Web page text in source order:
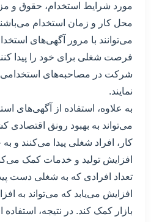
مورد شرایط استخدام، حقوق و
محل کار و زمان استخدام
می‌توانند با مرور آگهی‌های
فرصت شغلی برای خود را پیدا
شرکت در مصاحبه‌های استخدامی،
نمایند.
به علاوه، استفاده از آگهی‌های
می‌تواند به بهبود رونق اقتصادی
کار، افراد شغلی پیدا می‌کنند و
افزایش تولید و خدمات کمک
تعداد افرادی که به شغلی دست
افزایش می‌یابد که می‌تواند به
بازار کمک کند. در نتیجه،